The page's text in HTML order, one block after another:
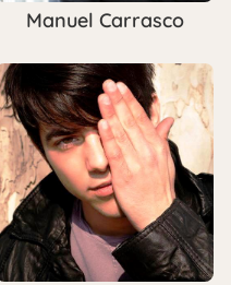
Manuel Carrasco